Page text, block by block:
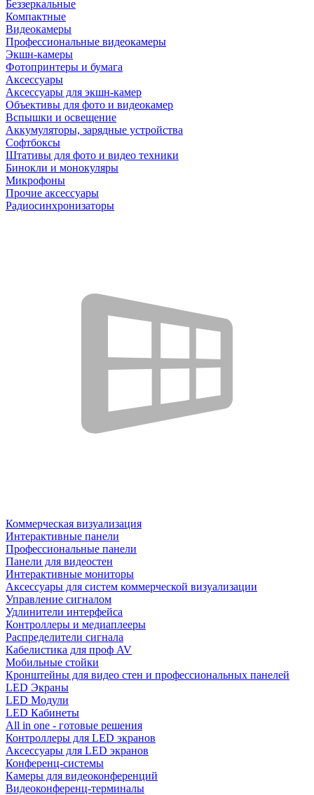
Беззеркальные
Компактные
Видеокамеры
Профессиональные видеокамеры
Экшн-камеры
Фотопринтеры и бумага
Аксессуары
Аксессуары для экшн-камер
Объективы для фото и видеокамер
Вспышки и освещение
Аккумуляторы, зарядные устройства
Софтбоксы
Штативы для фото и видео техники
Бинокли и монокуляры
Микрофоны
Прочие аксессуары
Радиосинхронизаторы
Коммерческая визуализация
Интерактивные панели
Профессиональные панели
Панели для видеостен
Интерактивные мониторы
Аксессуары для систем коммерческой визуализации
Управление сигналом
Удлинители интерфейса
Контроллеры и медиаплееры
Распределители сигнала
Кабелистика для проф AV
Мобильные стойки
Кронштейны для видео стен и профессиональных панелей
LED Экраны
LED Модули
LED Кабинеты
All in one - готовые решения
Контроллеры для LED экранов
Аксессуары для LED экранов
Конференц-системы
Камеры для видеоконференций
Видеоконференц-терминалы